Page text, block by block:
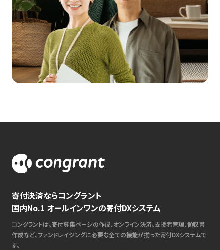
寄付決済ならコングラント
国内No.1 オールインワンの寄付DXシステム
コングラントは、寄付募集ページの作成、オンライン決済、支援者管理、領収書
作成など、ファンドレイジングに必要な全ての機能が揃った寄付DXシステムで
す。